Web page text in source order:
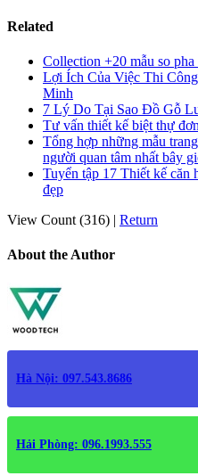
Related
Collection +20 mẫu so
Lợi Ích Của Việc Thi
Minh
7 Lý Do Tại Sao Đồ Gỗ
Tư vấn thiết kế biệt thự
Tổng hợp những mẫu
người quan tâm nhất bây
Tuyển tập 17 Thiết kế căn
đẹp
View Count (316) | Return
About the Author
Hà Nội: 097.543.8686
Hải Phòng: 096.1993.555